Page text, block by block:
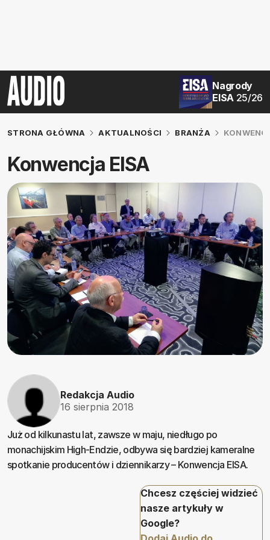
Nagrody
EISA 25/26
STRONA GŁÓWNA AKTUALNOŚCI BRANŻA
Konwencja EISA
Redakcja Audio
16 sierpnia 2018
Już od kilkunastu lat, zawsze w maju, niedługo po
monachijskim High-Endzie, odbywa się bardziej kameralne
spotkanie producentów i dziennikarzy – Konwencja EISA.
Chcesz częściej widzieć
nasze artykuły w
Google?